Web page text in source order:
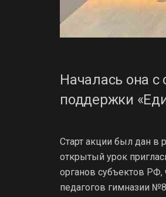
Началась она
поддержки
Старт акции был дан в
открытый урок
органов субъектов
педагогов гимназии